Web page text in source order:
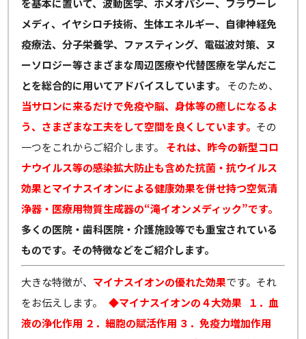
メディ、イヤシロチ技術、生体エネルギー、自律神経免
疫療法、分子栄養学、ファスティング、電磁波対策、ヌ
ーソロジー等さまざまな周辺医療や代替医療を学んだこ
とを総合的に用いてアドバイスしています。
そのため、
当サロンに来るだけで免疫や脳、身体等の癒しになるよ
う、さまざまな工夫をして空間を良くしています。 その
一つをこれからご紹介します。 それは、昨今の新型コロ
ナウイルス等の感染拡大防止も含めた抗菌・抗ウイルス
効果とマイナスイオンによる健康効果を併せ持つ空気清
浄器・医療用物質生成器の“滝イオンメディック”です。
多くの医院・歯科医院・介護施設等でも重宝されている
ものです。その特徴などをご紹介します。
大きな特徴が、 マイナスイオンの優れた効果です。それ
をお伝えします。◆マイナスイオンの４大効果
１．血
液の浄化作用 ２．細胞の賦活作用 ３．免疫力増加作用